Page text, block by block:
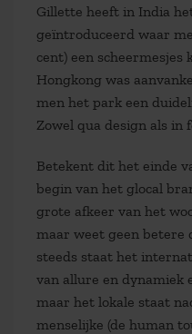
Gillette heeft in India
geïntroduceerd waar
cent) een scheermesjes
Hongkong was
men het park een
Zowel qua design als in
Betekent dit het einde
begin van het glocal
grote afkeer van het
maar weet geen betere
steeds staat het
van allure en dynamiek
maar het lokale staat
menselijke (de human